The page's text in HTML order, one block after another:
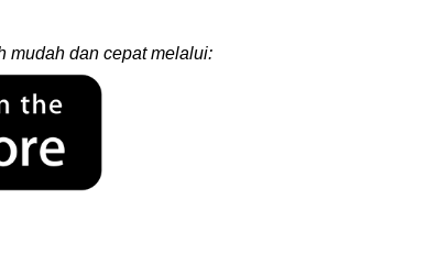
mudah dan cepat melalui: